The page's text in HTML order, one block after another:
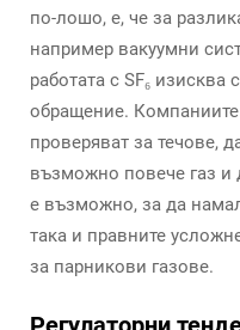
по-лошо, е, че за
например вакуумни
работата с SF₆ изисква
обращение.
проверяват за течове,
възможно повече газ и
е възможно, за да
така и правните
за парникови газове.